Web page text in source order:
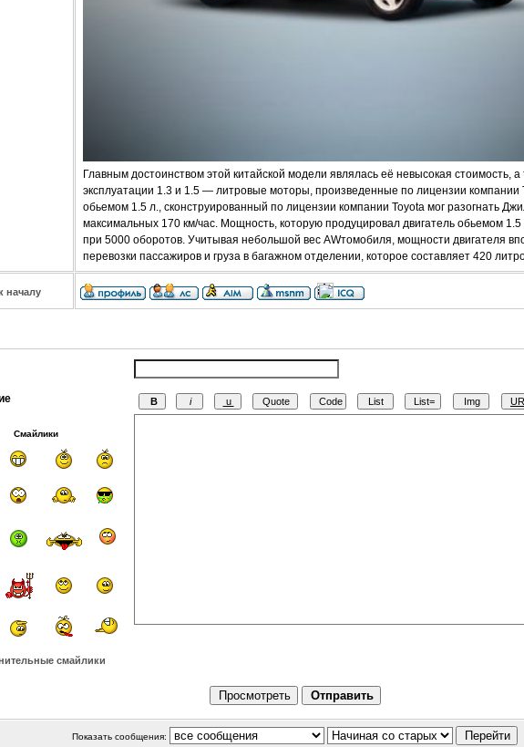
Главным достоинством этой китайской модели являлась её невысокая стоимость,
эксплуатации 1.3 и 1.5 — литровые моторы, произведенные по лицензии компании
обьемом 1.5 л., сконструированный по лицензии компании Toyota мог разогнать
максимальных 170 км/час. Мощность, которую продуцировал двигатель обьемом 1.5
при 5000 оборотов. Учитывая небольшой вес AWтомобиля, мощности двигателя
перевозки пассажиров и груза в багажном отделении, которое составляет 420
началу
Смайлики
смайлики
Показать сообщения: